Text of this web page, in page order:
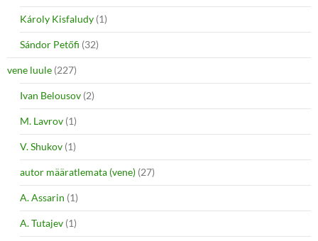
Károly Kisfaludy (1)
Sándor Petőfi (32)
vene luule (227)
Ivan Belousov (2)
M. Lavrov (1)
V. Shukov (1)
autor määratlemata (vene) (27)
A. Assarin (1)
A. Tutajev (1)